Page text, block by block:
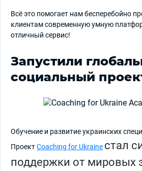
Всё это помогает нам бесперебойно
клиентам современную умную
отличный сервис!
Запустили
социальный
Обучение и развитие украинских
ПроектCoaching for Ukraine стал
поддержки от мировых